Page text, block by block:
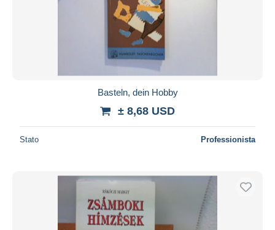
Basteln, dein Hobby
± 8,68 USD
Stato Professionista